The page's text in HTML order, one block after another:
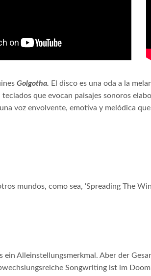
Golgotha. El disco es una oda a la
que evocan paisajes sonoros
voz envolvente, emotiva y melódica
mundos, como sea, ‘Spreading The
Alleinstellungsmerkmal. Aber der
Songwriting ist im